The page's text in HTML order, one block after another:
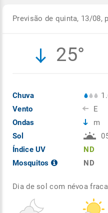
Previsão de quinta, 13/08,
25°
Chuva
Vento
Ondas
Sol
Índice UV
Mosquitos
E
m
ND
ND
Dia de sol com névoa